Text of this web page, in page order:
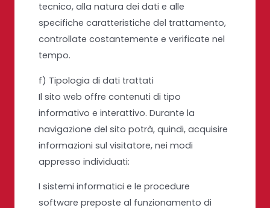
tecnico, alla natura dei dati e alle
specifiche caratteristiche del trattamento,
controllate costantemente e verificate nel
tempo.
f) Tipologia di dati trattati
Il sito web offre contenuti di tipo
informativo e interattivo. Durante la
navigazione del sito potrà, quindi, acquisire
informazioni sul visitatore, nei modi
appresso individuati:
I sistemi informatici e le procedure
software preposte al funzionamento di